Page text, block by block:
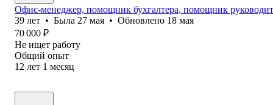
Офис-менеджер, помощник бухгалтера, помощник
39 лет • Была 27 мая • Обновлено 18 мая
70 000 ₽
Не ищет работу
Общий опыт
12 лет 1 месяц